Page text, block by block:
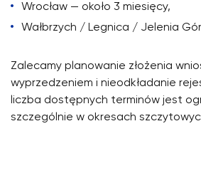
Wrocław — około 3 miesięcy,
Wałbrzych / Legnica / Jelenia
Zalecamy planowanie złożenia
wyprzedzeniem i nieodkładanie
liczba dostępnych terminów jest
szczególnie w okresach